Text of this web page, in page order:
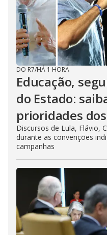
DO R7/HÁ 1 HORA
Educação,
do Estado:
prioridades
Discursos de Lula, Flávio,
durante as convenções
campanhas